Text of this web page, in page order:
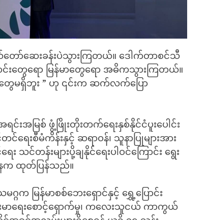
တော်ဆေးခန်းပဲသွားကြတယ်။ ဒေါက်တာစင်သီ
င်းတွေရော မြန်မာတွေရော အဓိကသွားကြတယ်။
ေမရှိဘူး ” ဟု ၎င်းက ဆက်လက်ပြော
င်းအမြစ် ဖွံ့ဖြိုးတိုးတက်ရေးနှစ်နိုင်ငံပူးပေါင်း
ရေးစီမံကိန်းနှင့် ဆရာဝန်၊ သူနာပြုများအား
သင်တန်းများပို့ချနိုင်ရေးပါဝင်ကြောင်း ရွေး
နက ထုတ်ပြန်သည်။
ဂက မြန်မာစစ်ဘေးရှောင်နှင့် ရွှေ့ပြောင်း
ာရေးစောင့်ရှောက်မှု၊ ကလေးသူငယ် ကာကွယ်